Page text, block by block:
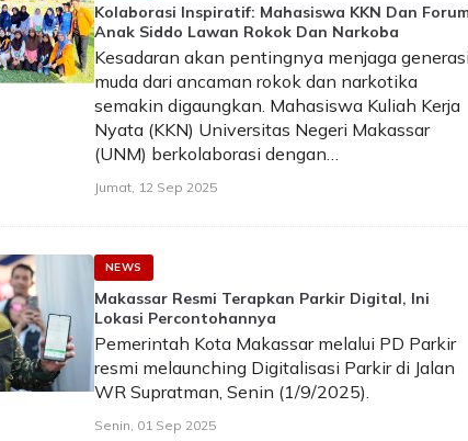
Kolaborasi Inspiratif: Mahasiswa KKN Dan
Anak Siddo Lawan Rokok Dan Narkoba
Kesadaran akan pentingnya menjaga generasi
muda dari ancaman rokok dan narkotika
semakin digaungkan. Mahasiswa Kuliah Kerja
Nyata (KKN) Universitas Negeri Makassar
(UNM) berkolaborasi dengan…
Jumat, 12 Sep 2025
NEWS
Makassar Resmi Terapkan Parkir Digital, Ini
Lokasi Percontohannya
Pemerintah Kota Makassar melalui PD Parkir
resmi melaunching Digitalisasi Parkir di Jalan
WR Supratman, Senin (1/9/2025).
Senin, 01 Sep 2025